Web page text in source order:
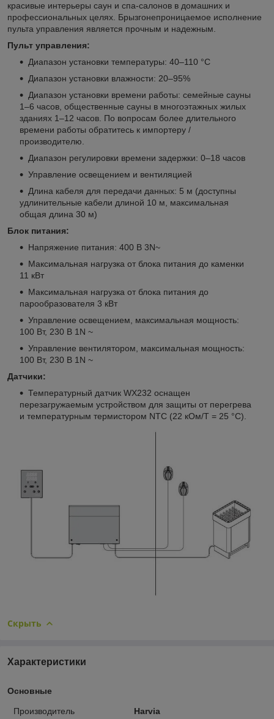
красивые интерьеры саун и спа-салонов в домашних и
профессиональных целях. Брызгонепроницаемое исполнение
пульта управления является прочным и надежным.
Пульт управления:
Диапазон установки температуры: 40–110 °C
Диапазон установки влажности: 20–95%
Диапазон установки времени работы: семейные сауны
1–6 часов, общественные сауны в многоэтажных жилых
зданиях 1–12 часов. По вопросам более длительного
времени работы обратитесь к импортеру /
производителю.
Диапазон регулировки времени задержки: 0–18 часов
Управление освещением и вентиляцией
Длина кабеля для передачи данных: 5 м (доступны
удлинительные кабели длиной 10 м, максимальная
общая длина 30 м)
Блок питания:
Напряжение питания: 400 В 3N~
Максимальная нагрузка от блока питания до каменки
11 кВт
Максимальная нагрузка от блока питания до
парообразователя 3 кВт
Управление освещением, максимальная мощность:
100 Вт, 230 В 1N ~
Управление вентилятором, максимальная мощность:
100 Вт, 230 В 1N ~
Датчики:
Температурный датчик WX232 оснащен
перезагружаемым устройством для защиты от перегрева
и температурным термистором NTC (22 кОм/Т = 25 °C).
Скрыть
Характеристики
Основные
Производитель Harvia